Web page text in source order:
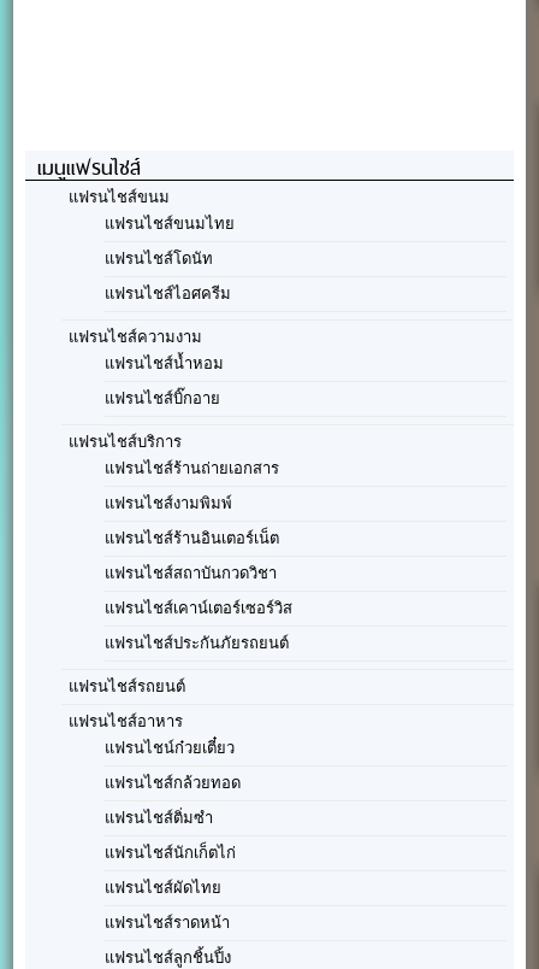
เมนูแฟรนไชส์
แฟรนไชส์ขนม
แฟรนไชส์ขนมไทย
แฟรนไชส์โดนัท
แฟรนไชส์ไอศครีม
แฟรนไชส์ความงาม
แฟรนไชส์น้ำหอม
แฟรนไชส์บิ๊กอาย
แฟรนไชส์บริการ
แฟรนไชส์ร้านถ่ายเอกสาร
แฟรนไชส์งามพิมพ์
แฟรนไชส์ร้านอินเตอร์เน็ต
แฟรนไชส์สถาบันกวดวิชา
แฟรนไชส์เคาน์เตอร์เซอร์วิส
แฟรนไชส์ประกันภัยรถยนต์
แฟรนไชส์รถยนต์
แฟรนไชส์อาหาร
แฟรนไชน์ก๋วยเตี๋ยว
แฟรนไชส์กล้วยทอด
แฟรนไชส์ติ่มซำ
แฟรนไชส์นักเก็ตไก่
แฟรนไชส์ผัดไทย
แฟรนไชส์ราดหน้า
แฟรนไชส์ลูกชิ้นปิ้ง